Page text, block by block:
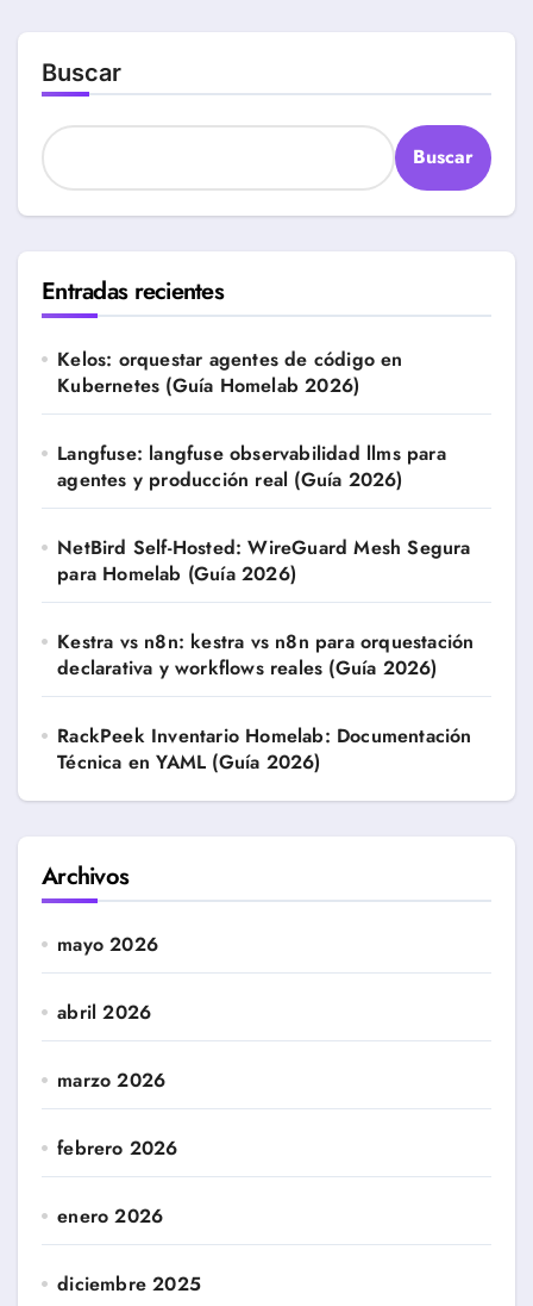
Buscar
Buscar
Entradas recientes
Kelos: orquestar agentes de código en
Kubernetes (Guía Homelab 2026)
Langfuse: langfuse observabilidad llms para
agentes y producción real (Guía 2026)
NetBird Self-Hosted: WireGuard Mesh Segura
para Homelab (Guía 2026)
Kestra vs n8n: kestra vs n8n para orquestación
declarativa y workflows reales (Guía 2026)
RackPeek Inventario Homelab: Documentación
Técnica en YAML (Guía 2026)
Archivos
mayo 2026
abril 2026
marzo 2026
febrero 2026
enero 2026
diciembre 2025